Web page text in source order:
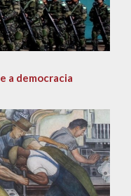
a democracia